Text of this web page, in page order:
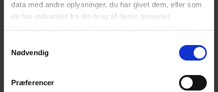
data med andre oplysninger, du har givet dem, eller som
de har indsamlet fra din brug af deres tjenester.
hjørne på websitet.
Nødvendig
Præferencer
Savværksejer Palle Nielsen fortalte om arbejdet med at